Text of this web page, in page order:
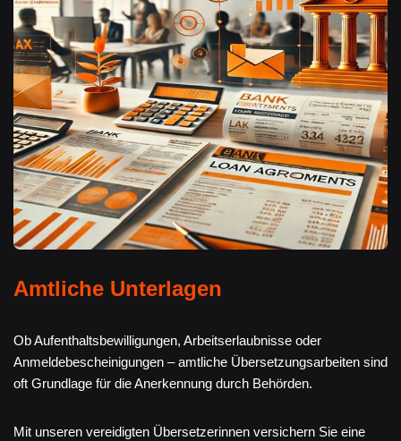
Amtliche Unterlagen
Ob Aufenthaltsbewilligungen, Arbeitserlaubnisse oder
Anmeldebescheinigungen – amtliche Übersetzungsarbeiten sind
oft Grundlage für die Anerkennung durch Behörden.
Mit unseren vereidigten Übersetzerinnen versichern Sie eine